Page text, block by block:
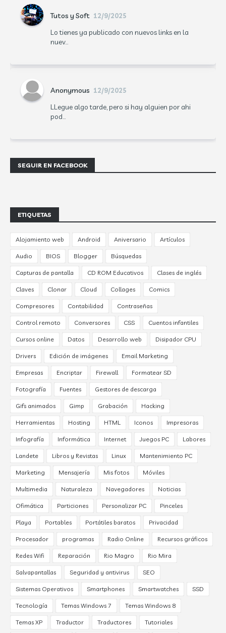
Tutos y Soft 12/9/2025
Lo tienes ya publicado con nuevos links en la
nuev...
Anonymous 12/9/2025
LLegue algo tarde, pero si hay alguien por ahi
pod...
SEGUIR EN FACEBOOK
ETIQUETAS
Alojamiento web Android Aniversario Artículos
Audio BIOS Blogger Búsquedas
Capturas de pantalla CD ROM Educativos Clases de inglés
Claves Clonar Cloud Collages Comics
Compresores Contabilidad Contraseñas
Control remoto Conversores CSS Cuentos infantiles
Cursos online Datos Desarrollo web Disipador CPU
Drivers Edición de imágenes Email Marketing
Empresas Encriptar Firewall Formatear SD
Fotografía Fuentes Gestores de descarga
Gifs animados Gimp Grabación Hacking
Herramientas Hosting HTML Iconos Impresoras
Infografía Informática Internet Juegos PC Labores
Landete Libros y Revistas Linux Mantenimiento PC
Marketing Mensajería Mis fotos Móviles
Multimedia Naturaleza Navegadores Noticias
Ofimática Particiones Personalizar PC Pinceles
Playa Portables Portátiles baratos Privacidad
Procesador programas Radio Online Recursos gráficos
Redes Wifi Reparación Rio Magro Rio Mira
Salvapantallas Seguridad y antivirus SEO
Sistemas Operativos Smartphones Smartwatches SSD
Tecnología Temas Windows 7 Temas Windows 8
Temas XP Traductor Traductores Tutoriales